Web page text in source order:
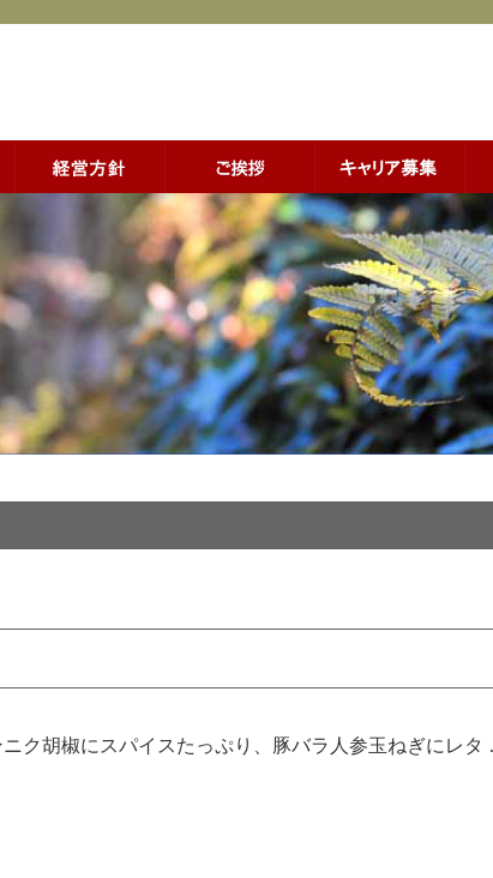
ク胡椒にスパイスたっぷり、豚バラ人参玉ねぎにレタ